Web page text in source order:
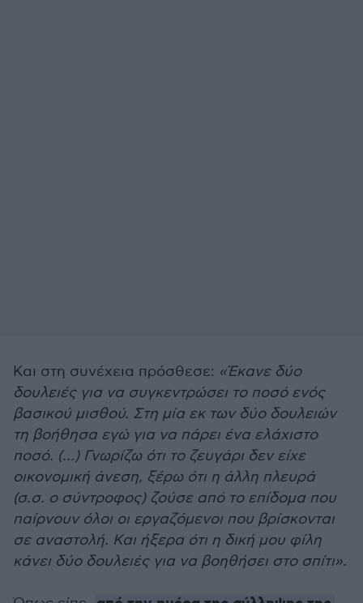
Και στη συνέχεια πρόσθεσε: «Έκανε δύο
δουλειές για να συγκεντρώσει το ποσό ενός
βασικού μισθού. Στη μία εκ των δύο δουλειών
τη βοήθησα εγώ για να πάρει ένα ελάχιστο
ποσό. (…) Γνωρίζω ότι το ζευγάρι δεν είχε
οικονομική άνεση, ξέρω ότι η άλλη πλευρά
(σ.σ. ο σύντροφος) ζούσε από το επίδομα που
παίρνουν όλοι οι εργαζόμενοι που βρίσκονται
σε αναστολή. Και ήξερα ότι η δική μου φίλη
κάνει δύο δουλειές για να βοηθήσει στο σπίτι».